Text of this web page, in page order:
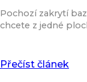
Pochozí zakrytí
chcete z jedné
Přečíst článek